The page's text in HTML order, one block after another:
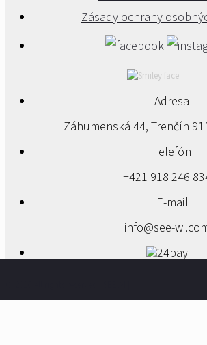
Zásady ochrany
Adresa
Záhumenská 44, Trenčín
Telefón
+421 918 246
E-mail
info@see-